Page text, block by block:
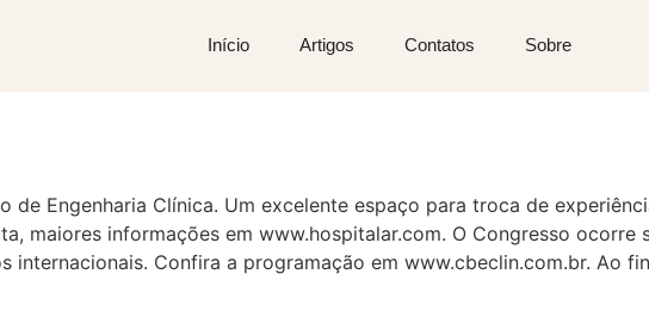
Início Artigos Contatos Sobre
de Engenharia Clínica. Um excelente espaço para troca de
maiores informações em www.hospitalar.com. O Congresso ocorre
Confira a programação em www.cbeclin.com.br. Ao